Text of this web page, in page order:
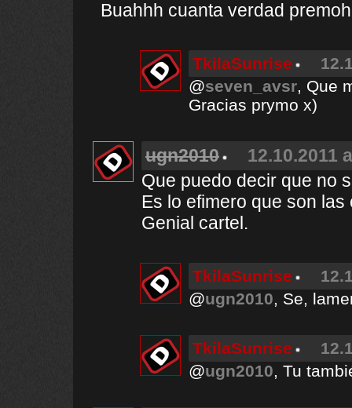
Buahhh cuanta verdad
TkilaSunrise
@seven_avsr, Que
Gracias prymo x)
ugn2010
12.10.2011
Que puedo decir que no
Es lo efimero que son
Genial cartel.
TkilaSunrise
@ugn2010, Se,
TkilaSunrise
@ugn2010, Tu